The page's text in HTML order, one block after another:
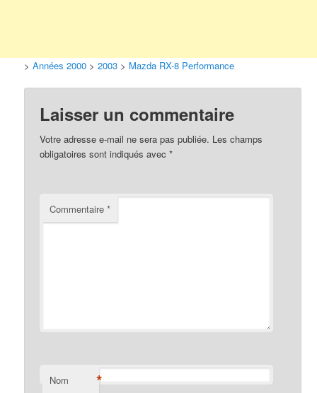
>Années 2000 >2003 > Mazda RX-8 Performance
Laisser un commentaire
Votre adresse e-mail ne sera pas publiée. Les champs
obligatoires sont indiqués avec*
Commentaire*
Nom *